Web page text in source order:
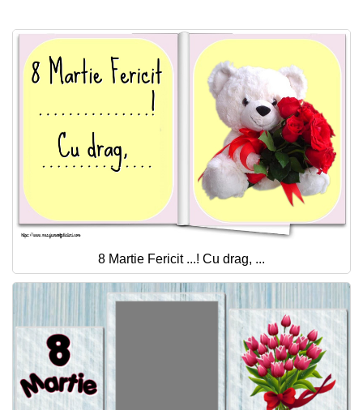
Felicitari animate
Invitatii personalizate
8 Martie Fericit ...! Cu drag, ...